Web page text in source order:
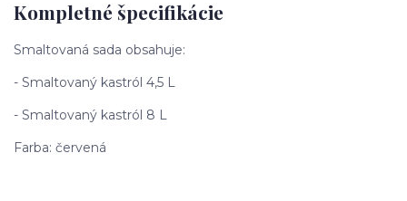
Kompletné špecifikácie
Smaltovaná sada obsahuje:
- Smaltovaný kastról 4,5 L
- Smaltovaný kastról 8 L
Farba: červená